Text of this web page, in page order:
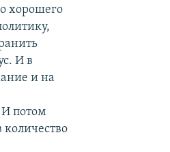
хорошего
И в
и на
И потом